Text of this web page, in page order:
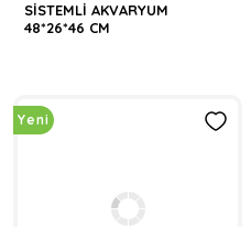
SİSTEMLİ AKVARYUM
48*26*46 CM
Yeni